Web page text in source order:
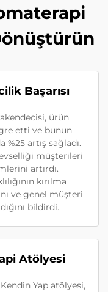
Başarısı
ürün
etti ve bunun
artış sağladı.
müşterileri
artırdı.
kırılma
ve genel müşteri
bildirdi.
Atölyesi
Yap atölyesi,